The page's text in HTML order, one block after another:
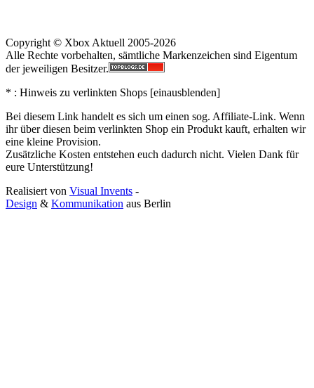
Copyright © Xbox Aktuell 2005-2026
Alle Rechte vorbehalten, sämtliche Markenzeichen sind Eigentum
der jeweiligen Besitzer.
* : Hinweis zu verlinkten Shops [einausblenden]
Bei diesem Link handelt es sich um einen sog. Affiliate-Link. Wenn
ihr über diesen beim verlinkten Shop ein Produkt kauft, erhalten wir
eine kleine Provision.
Zusätzliche Kosten entstehen euch dadurch nicht. Vielen Dank für
eure Unterstützung!
Realisiert von Visual Invents -
Design & Kommunikation aus Berlin